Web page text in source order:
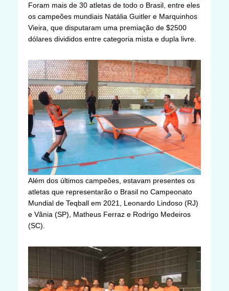
Foram mais de 30 atletas de todo o Brasil, entre eles
os campeões mundiais Natália Guitler e Marquinhos
Vieira, que disputaram uma premiação de $2500
dólares divididos entre categoria mista e dupla livre.
Além dos últimos campeões, estavam presentes os
atletas que representarão o Brasil no Campeonato
Mundial de Teqball em 2021, Leonardo Lindoso (RJ)
e Vânia (SP), Matheus Ferraz e Rodrigo Medeiros
(SC).